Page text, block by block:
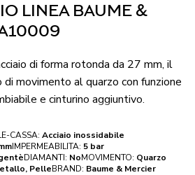
LINEA BAUME &
di forma rotonda da 27 mm, il
movimento al quarzo con funzione
e cinturino aggiuntivo.
CASSA: Acciaio inossidabile
IMPERMEABILITA: 5 bar
DIAMANTI: NoMOVIMENTO: Quarzo
PelleBRAND: Baume & Mercier